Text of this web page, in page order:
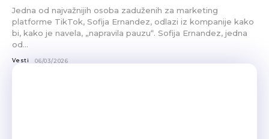
Jedna od najvažnijih osoba zaduženih za marketing
platforme TikTok, Sofija Ernandez, odlazi iz kompanije kako
bi, kako je navela, „napravila pauzu“. Sofija Ernandez, jedna
od...
Vesti 06/03/2026